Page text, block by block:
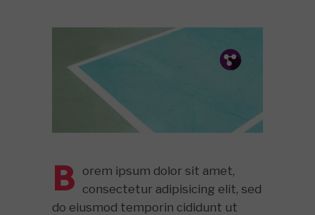
Fb.
Tw.
Pin.
B orem ipsum dolor sit amet,
consectetur adipisicing elit, sed
do eiusmod temporin cididunt ut